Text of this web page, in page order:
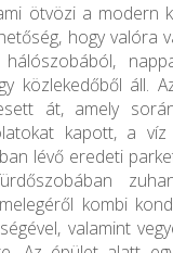
ötvözi a modern
hogy valóra
közlekedőből áll.
át, amely
kapott, a víz
lévő eredeti
kombi
valamint